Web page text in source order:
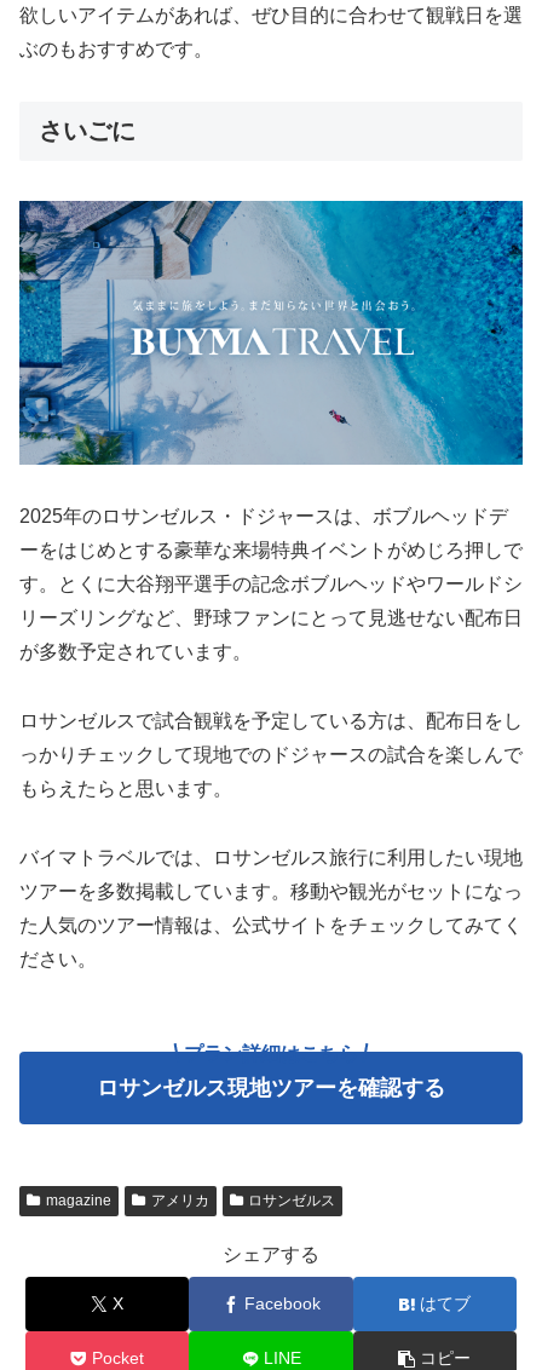
欲しいアイテムがあれば、ぜひ目的に合わせて観戦日を選
ぶのもおすすめです。
さいごに
2025年のロサンゼルス・ドジャースは、ボブルヘッドデ
ーをはじめとする豪華な来場特典イベントがめじろ押しで
す。とくに大谷翔平選手の記念ボブルヘッドやワールドシ
リーズリングなど、野球ファンにとって見逃せない配布日
が多数予定されています。
ロサンゼルスで試合観戦を予定している方は、配布日をし
っかりチェックして現地でのドジャースの試合を楽しんで
もらえたらと思います。
バイマトラベルでは、ロサンゼルス旅行に利用したい現地
ツアーを多数掲載しています。移動や観光がセットになっ
た人気のツアー情報は、公式サイトをチェックしてみてく
ださい。
プラン詳細はこちら
ロサンゼルス現地ツアーを確認する
magazine アメリカ ロサンゼルス
シェアする
X Facebook はてブ
Pocket LINE コピー